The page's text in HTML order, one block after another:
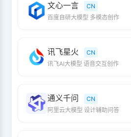
文心一言
CN
百度自研大模型 多模态创作
讯飞星火
CN
讯飞AI大模型 语音交互创作
通义千问
CN
阿里云大模型 设计辅助问答